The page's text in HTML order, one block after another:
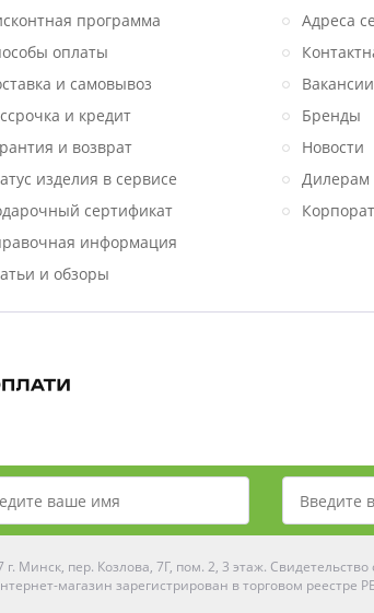
программа
оплаты
и самовывоз
и кредит
и возврат
изделия в сервисе
сертификат
информация
и обзоры
Адреса
Вакансии
Бренды
Новости
Дилерам
Минск, пер. Козлова, 7Г, пом. 2, 3 этаж.
магазин зарегистрирован в торговом реестре